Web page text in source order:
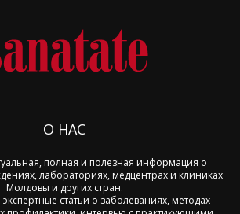
О НАС
полная и полезная информация о
лабораториях, медцентрах и клиниках
Молдовы и других стран.
статьи о заболеваниях, методах